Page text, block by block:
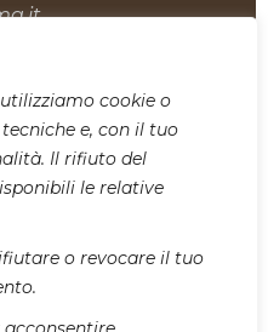
cookie o
e, con il tuo
Il rifiuto del
le relative
o revocare il tuo
12, 00059 Tolfa
CANALI